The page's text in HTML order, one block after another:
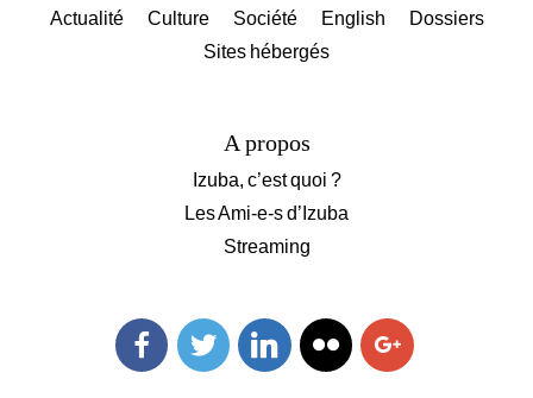
Actualité Culture Société English
Dossiers
Sites hébergés
A propos
Izuba, c’est quoi ?
Les Ami-e-s d’Izuba
Streaming